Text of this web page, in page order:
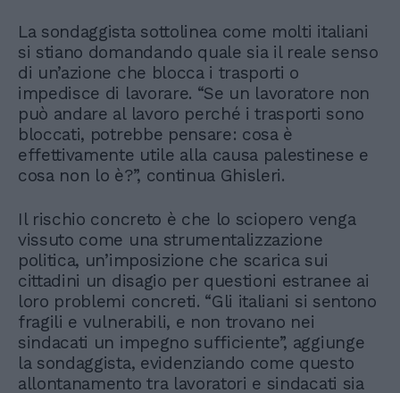
La sondaggista sottolinea come molti italiani
si stiano domandando quale sia il reale senso
di un’azione che blocca i trasporti o
impedisce di lavorare. “Se un lavoratore non
può andare al lavoro perché i trasporti sono
bloccati, potrebbe pensare: cosa è
effettivamente utile alla causa palestinese e
cosa non lo è?”, continua Ghisleri.
Il rischio concreto è che lo sciopero venga
vissuto come una strumentalizzazione
politica, un’imposizione che scarica sui
cittadini un disagio per questioni estranee ai
loro problemi concreti. “Gli italiani si sentono
fragili e vulnerabili, e non trovano nei
sindacati un impegno sufficiente”, aggiunge
la sondaggista, evidenziando come questo
allontanamento tra lavoratori e sindacati sia